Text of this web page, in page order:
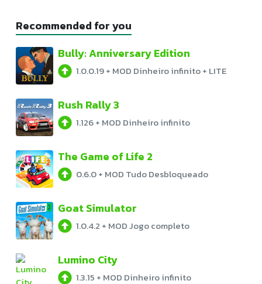
Recommended for you
Bully: Anniversary Edition
1.0.0.19+ MOD Dinheiro infinito + LITE
Rush Rally 3
1.126+ MOD Dinheiro infinito
The Game of Life 2
0.6.0+ MOD Tudo Desbloqueado
Goat Simulator
1.0.4.2 + MOD Jogo completo
Lumino City
1.3.15 + MOD Dinheiro infinito